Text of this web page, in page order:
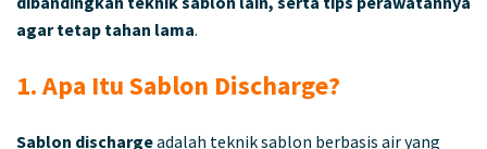
agar tetap tahan lama.
1. Apa Itu Sablon Discharge?
Sablon dischargeadalah teknik sablon berbasis air yang